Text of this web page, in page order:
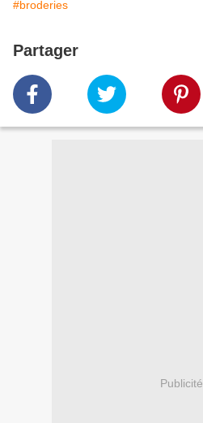
#broderies
Partager
Publicité